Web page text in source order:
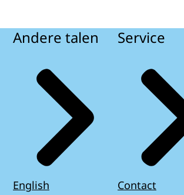
Andere talen
English
Service
Contact